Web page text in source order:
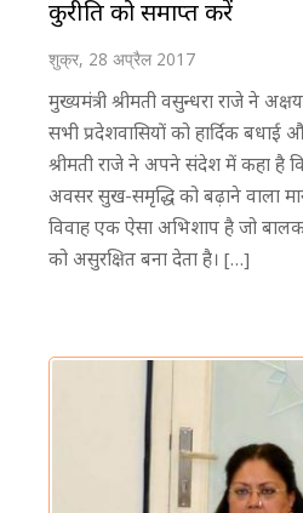
कुरीति को समाप्त करें
शुक्र, 28 अप्रैल 2017
मुख्यमंत्री श्रीमती वसुन्धरा राजे ने
सभी प्रदेशवासियों को हार्दिक
श्रीमती राजे ने अपने संदेश में कहा है
अवसर सुख-समृद्धि को बढ़ाने वाला
विवाह एक ऐसा अभिशाप है जो
को असुरक्षित बना देता है। […]